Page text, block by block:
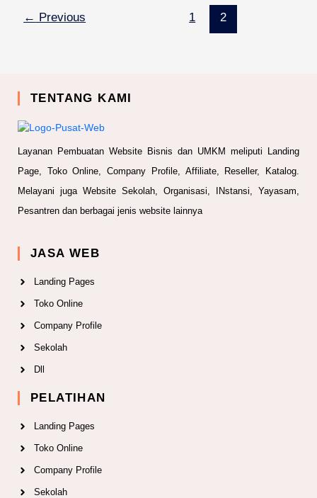
← Previous 1 2
TENTANG KAMI
Layanan Pembuatan Website Bisnis dan UMKM meliputi Landing
Page, Toko Online, Company Profile, Affiliate, Reseller, Katalog.
Melayani juga Website Sekolah, Organisasi, INstansi, Yayasam,
Pesantren dan berbagai jenis website lainnya
JASA WEB
Landing Pages
Toko Online
Company Profile
Sekolah
Dll
PELATIHAN
Landing Pages
Toko Online
Company Profile
Sekolah